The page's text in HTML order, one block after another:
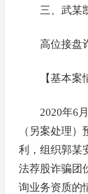
三、武某凯
高位接盘
【基本案情
2020年6月
（另案处理
利，组织郭某
法荐股诈骗团
询业务资质的